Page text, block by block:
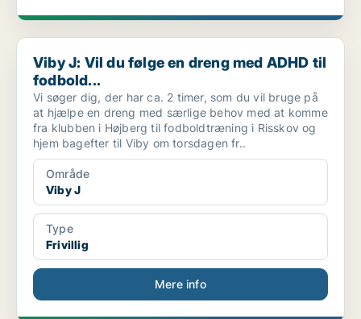
Viby J: Vil du følge en dreng med ADHD til fodbold...
Viby J: Vil du følge en dreng med ADHD til
fodbold...
Vi søger dig, der har ca. 2 timer, som du vil bruge på
at hjælpe en dreng med særlige behov med at komme
fra klubben i Højberg til fodboldtræning i Risskov og
hjem bagefter til Viby om torsdagen fr..
Område
Viby J
Type
Frivillig
Mere info